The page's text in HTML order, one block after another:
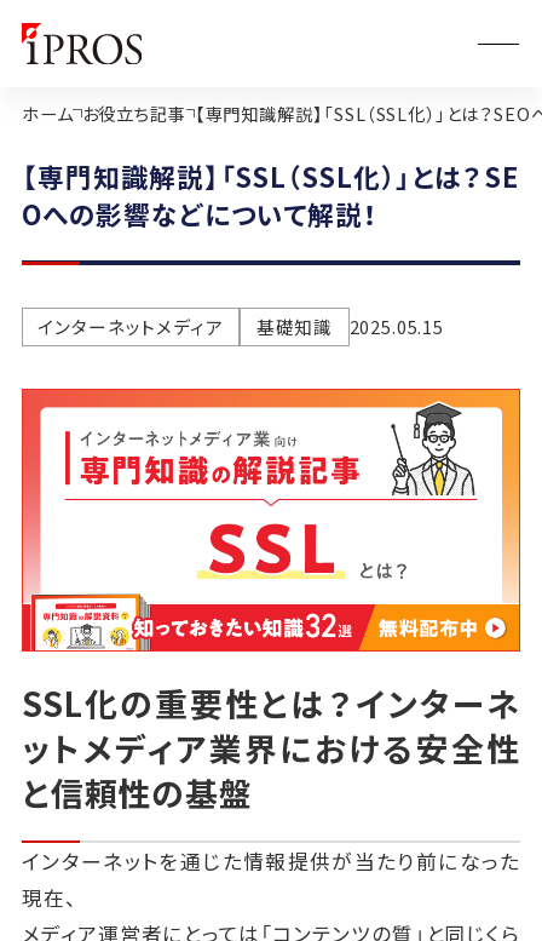
ホーム お役立ち記事 【専門知識解説】「SSL（SSL化）」とは？
【専門知識解説】「SSL（SSL化）」とは？SE
Oへの影響などについて解説！
インターネットメディア 基礎知識 2025.05.15
SSL化の重要性とは？インターネ
ットメディア業界における安全性
と信頼性の基盤
インターネットを通じた情報提供が当たり前になった
現在、
メディア運営者にとっては「コンテンツの質」と同じくら